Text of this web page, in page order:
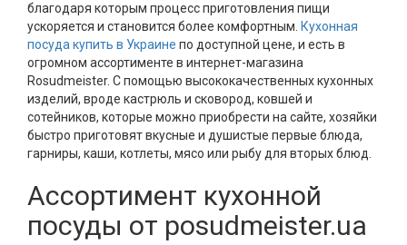
благодаря которым процесс приготовления пищи
ускоряется и становится более комфортным. Кухонная
посуда купить в Украине по доступной цене, и есть в
огромном ассортименте в интернет-магазина
Rosudmeister. С помощью высококачественных кухонных
изделий, вроде кастрюль и сковород, ковшей и
сотейников, которые можно приобрести на сайте, хозяйки
быстро приготовят вкусные и душистые первые блюда,
гарниры, каши, котлеты, мясо или рыбу для вторых блюд.
Ассортимент кухонной
посуды от posudmeister.ua